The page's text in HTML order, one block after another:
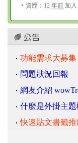
資歷： 12 年前 加入
功能需求大募集
問題狀況回報
網友介紹
什麼是外掛主題
快速貼文書籤推